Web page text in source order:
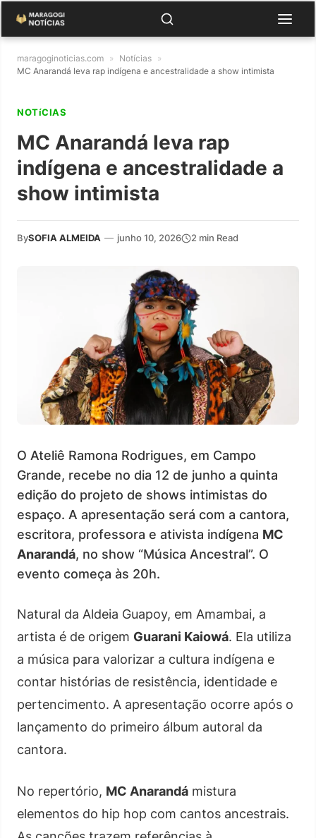
maragoginoticias.com » Notícias »
MC Anarandá leva rap indígena e ancestralidade a show intimista
NOTíCIAS
MC Anarandá leva rap
indígena e ancestralidade a
show intimista
BySOFIA ALMEIDA — junho 10, 2026 2 min Read
O Ateliê Ramona Rodrigues, em Campo
Grande, recebe no dia 12 de junho a quinta
edição do projeto de shows intimistas do
espaço. A apresentação será com a cantora,
escritora, professora e ativista indígena MC
Anarandá, no show “Música Ancestral”. O
evento começa às 20h.
Natural da Aldeia Guapoy, em Amambai, a
artista é de origem Guarani Kaiowá. Ela utiliza
a música para valorizar a cultura indígena e
contar histórias de resistência, identidade e
pertencimento. A apresentação ocorre após o
lançamento do primeiro álbum autoral da
cantora.
No repertório, MC Anarandá mistura
elementos do hip hop com cantos ancestrais.